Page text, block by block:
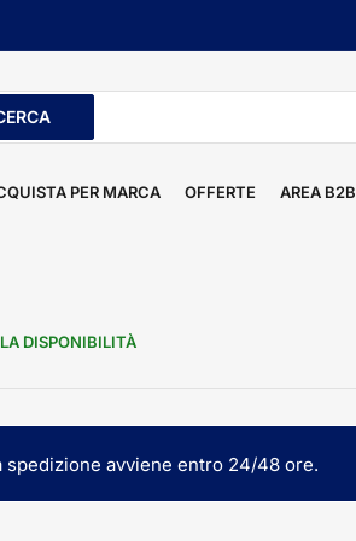
PER MARCA OFFERTE AREA B2B
DISPONIBILITÀ
spedizione avviene entro 24/48 ore.